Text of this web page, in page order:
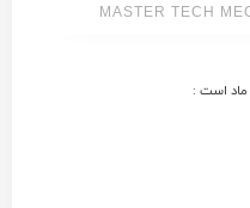
MASTER TECH
ماد است :